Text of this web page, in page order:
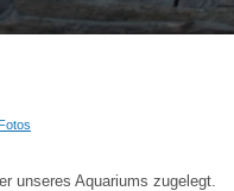
Fotos
unseres Aquariums zugelegt.